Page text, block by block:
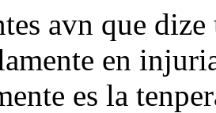
avn que
en
es la